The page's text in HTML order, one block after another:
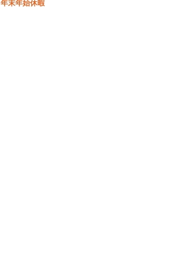
年末年始休暇